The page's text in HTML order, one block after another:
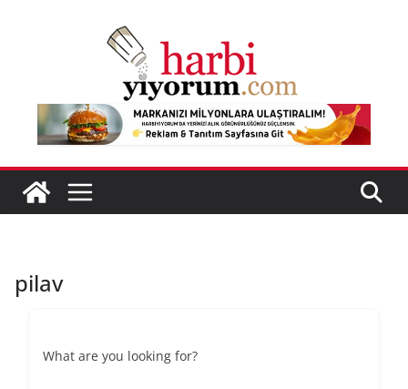
pilav
What are you looking for?